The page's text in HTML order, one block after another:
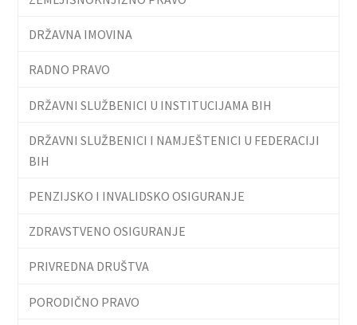
DRŽAVNA IMOVINA
RADNO PRAVO
DRŽAVNI SLUŽBENICI U INSTITUCIJAMA BIH
DRŽAVNI SLUŽBENICI I NAMJEŠTENICI U FEDERACIJI
BIH
PENZIJSKO I INVALIDSKO OSIGURANJE
ZDRAVSTVENO OSIGURANJE
PRIVREDNA DRUŠTVA
PORODIČNO PRAVO